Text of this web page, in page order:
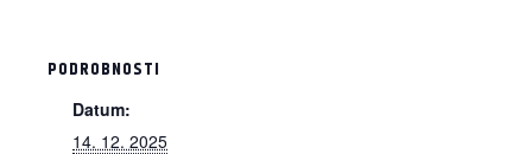
PODROBNOSTI
Datum:
14. 12. 2025